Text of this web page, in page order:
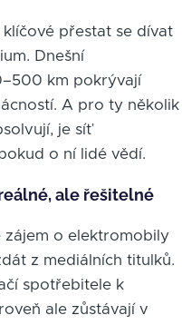
přestat se dívat
Dnešní
km pokrývají
A pro ty několik
je síť
o ní lidé vědí.
ale řešitelné
zájem o elektromobily
z mediálních titulků.
spotřebitele k
ale zůstávají v